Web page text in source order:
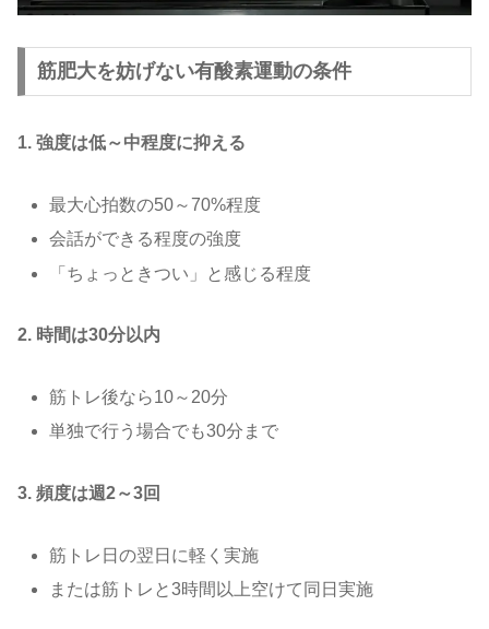
筋肥大を妨げない有酸素運動の条件
1. 強度は低～中程度に抑える
最大心拍数の50～70%程度
会話ができる程度の強度
「ちょっときつい」と感じる程度
2. 時間は30分以内
筋トレ後なら10～20分
単独で行う場合でも30分まで
3. 頻度は週2～3回
筋トレ日の翌日に軽く実施
または筋トレと3時間以上空けて同日実施